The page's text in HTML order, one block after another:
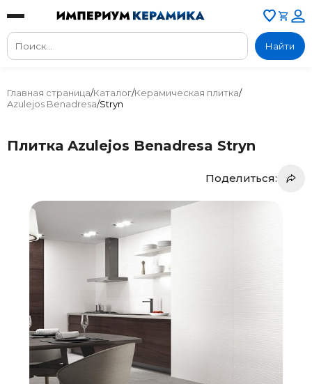
Найти
Главная страница/Каталог/Керамическая плитка/
Azulejos Benadresa/Stryn
Плитка Azulejos Benadresa Stryn
Поделиться: